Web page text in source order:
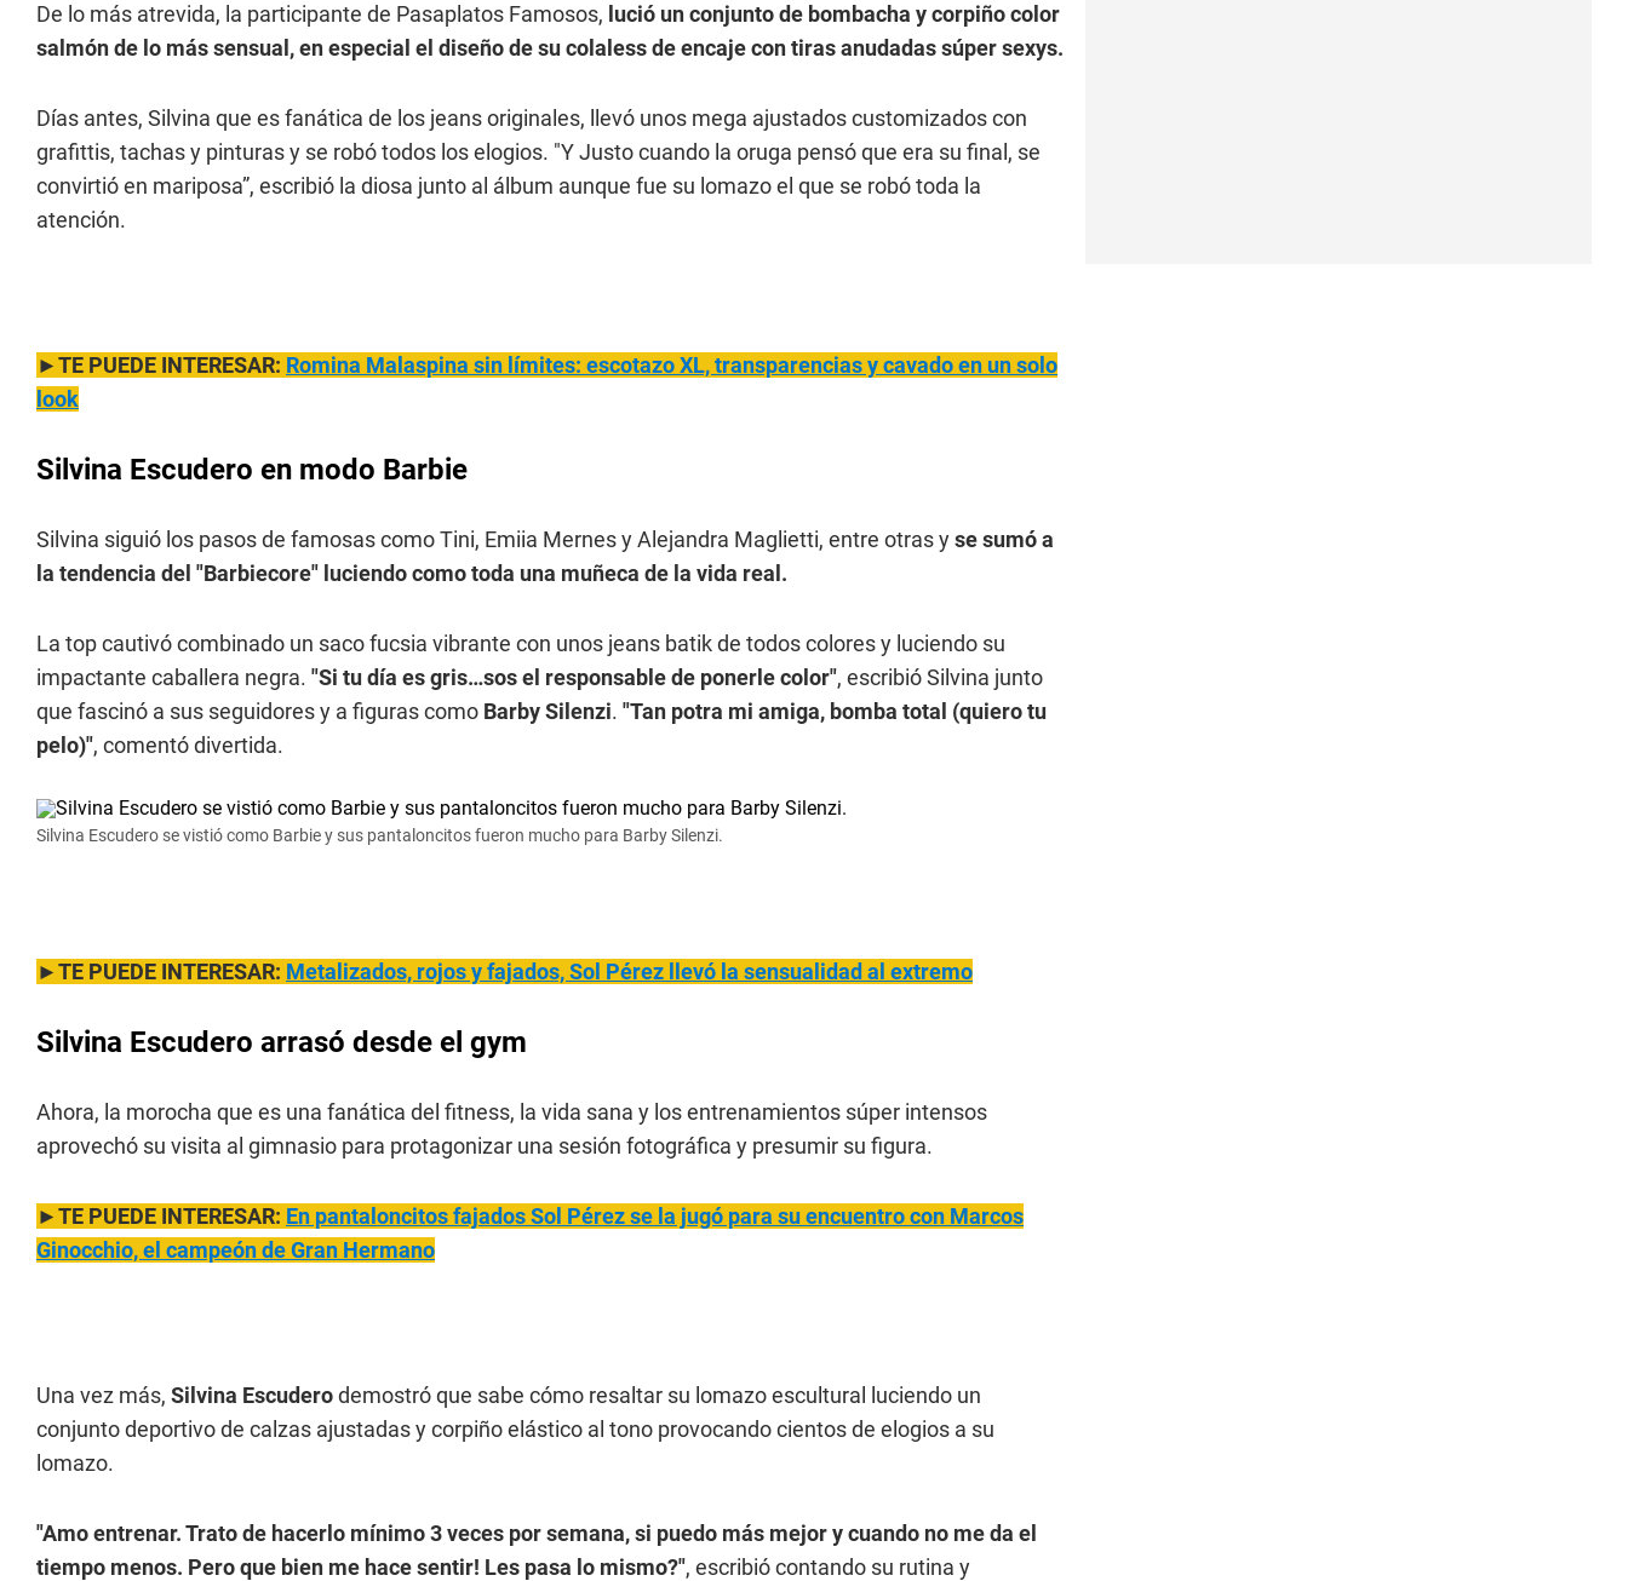
De lo más atrevida, la participante de Pasaplatos Famosos, lució un conjunto de bombacha y corpiño color
salmón de lo más sensual, en especial el diseño de su colaless de encaje con tiras anudadas súper sexys.
Días antes, Silvina que es fanática de los jeans originales, llevó unos mega ajustados customizados con
grafittis, tachas y pinturas y se robó todos los elogios. "Y Justo cuando la oruga pensó que era su final, se
convirtió en mariposa”, escribió la diosa junto al álbum aunque fue su lomazo el que se robó toda la
atención.
►TE PUEDE INTERESAR: Romina Malaspina sin límites: escotazo XL, transparencias y cavado en un solo
look
Silvina Escudero en modo Barbie
Silvina siguió los pasos de famosas como Tini, Emiia Mernes y Alejandra Maglietti, entre otras yse sumó a
la tendencia del "Barbiecore" luciendo como toda una muñeca de la vida real.
La top cautivó combinado un saco fucsia vibrante con unos jeans batik de todos colores y luciendo su
impactante caballera negra. "Si tu día es gris…sos el responsable de ponerle color", escribió Silvina junto
que fascinó a sus seguidores y a figuras como Barby Silenzi. "Tan potra mi amiga, bomba total (quiero tu
pelo)", comentó divertida.
Silvina Escudero se vistió como Barbie y sus pantaloncitos fueron mucho para Barby Silenzi.
►TE PUEDE INTERESAR: Metalizados, rojos y fajados, Sol Pérez llevó la sensualidad al extremo
Silvina Escudero arrasó desde el gym
Ahora, la morocha que es una fanática del fitness, la vida sana y los entrenamientos súper intensos
aprovechó su visita al gimnasio para protagonizar una sesión fotográfica y presumir su figura.
►TE PUEDE INTERESAR: En pantaloncitos fajados Sol Pérez se la jugó para su encuentro con Marcos
Ginocchio, el campeón de Gran Hermano
Una vez más, Silvina Escuderodemostró que sabe cómo resaltar su lomazo escultural luciendo un
conjunto deportivo de calzas ajustadas y corpiño elástico al tono provocando cientos de elogios a su
lomazo.
"Amo entrenar. Trato de hacerlo mínimo 3 veces por semana, si puedo más mejor y cuando no me da el
tiempo menos. Pero que bien me hace sentir! Les pasa lo mismo?", escribió contando su rutina y